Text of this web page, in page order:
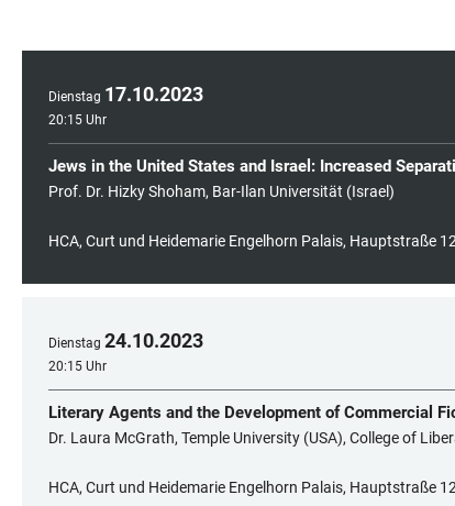
Dienstag 17.10.2023
20:15 Uhr
Jews in the United States and Israel: Increased
Prof. Dr. Hizky Shoham, Bar-Ilan Universität (Israel)
HCA, Curt und Heidemarie Engelhorn Palais, Hauptstraße
Dienstag 24.10.2023
20:15 Uhr
Literary Agents and the Development of Commercial
Dr. Laura McGrath, Temple University (USA), College of
HCA, Curt und Heidemarie Engelhorn Palais, Hauptstraße